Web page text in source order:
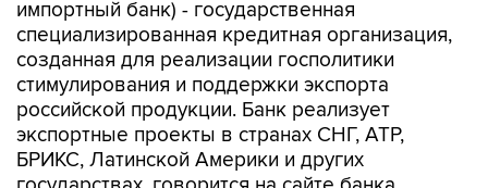
импортный банк) - государственная
специализированная кредитная организация,
созданная для реализации госполитики
стимулирования и поддержки экспорта
российской продукции. Банк реализует
экспортные проекты в странах СНГ, АТР,
БРИКС, Латинской Америки и других